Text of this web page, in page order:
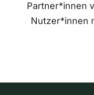
Partner*innen
Nutzer*innen